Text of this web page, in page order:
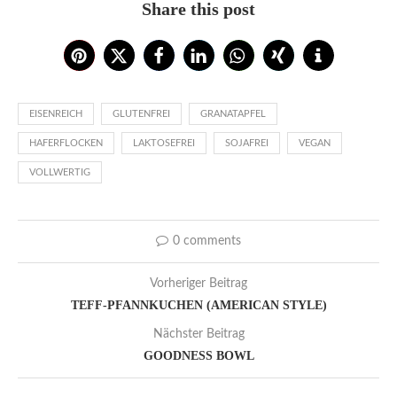
Share this post
EISENREICH GLUTENFREI GRANATAPFEL
HAFERFLOCKEN LAKTOSEFREI SOJAFREI VEGAN
VOLLWERTIG
0 comments
Vorheriger Beitrag
TEFF-PFANNKUCHEN (AMERICAN STYLE)
Nächster Beitrag
GOODNESS BOWL